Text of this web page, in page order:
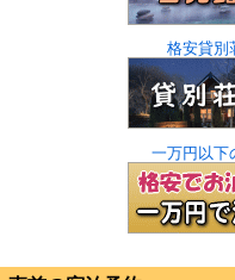
格安貸別
一万円以下